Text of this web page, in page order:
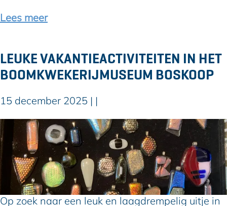
e
b
j
P
a
k
i
l
l
a
i
Lees meer
LEUKE VAKANTIEACTIVITEITEN IN HET
BOOMKWEKERIJMUSEUM BOSKOOP
15 december 2025 | |
L
e
u
k
a
Op zoek naar een leuk en laagdrempelig uitje in